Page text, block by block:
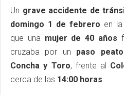
Un grave accidente de
domingo 1 de febrero en
que una mujer de 40 años
cruzaba por un paso
Concha y Toro, frente al
cerca de las 14:00 horas